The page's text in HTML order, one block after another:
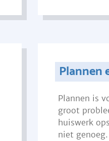
Plannen
Plannen is
groot
huiswerk
niet